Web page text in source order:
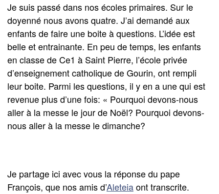
Je suis passé dans nos écoles primaires. Sur le
doyenné nous avons quatre. J’ai demandé aux
enfants de faire une boite à questions. L’idée est
belle et entrainante. En peu de temps, les enfants
en classe de Ce1 à Saint Pierre, l’école privée
d’enseignement catholique de Gourin, ont rempli
leur boite. Parmi les questions, il y en a une qui est
revenue plus d’une fois: « Pourquoi devons-nous
aller à la messe le jour de Noël? Pourquoi devons-
nous aller à la messe le dimanche?
Je partage ici avec vous la réponse du pape
François, que nos amis d’Aleteiaont transcrite.